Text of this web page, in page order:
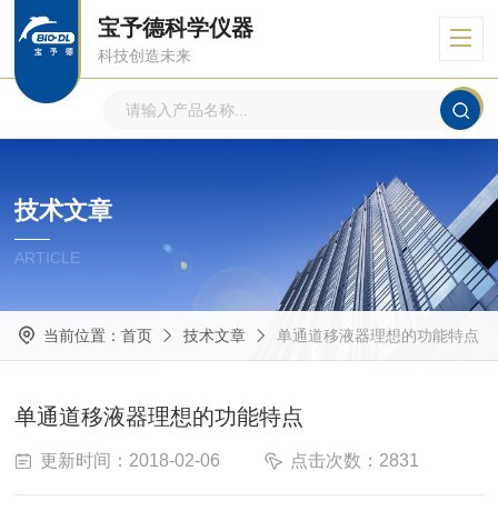
宝予德科学仪器
科技创造未来
技术文章
ARTICLE
当前位置： 首页 技术文章 单通道移液器理想的功能特点
单通道移液器理想的功能特点
更新时间：2018-02-06 点击次数：2831